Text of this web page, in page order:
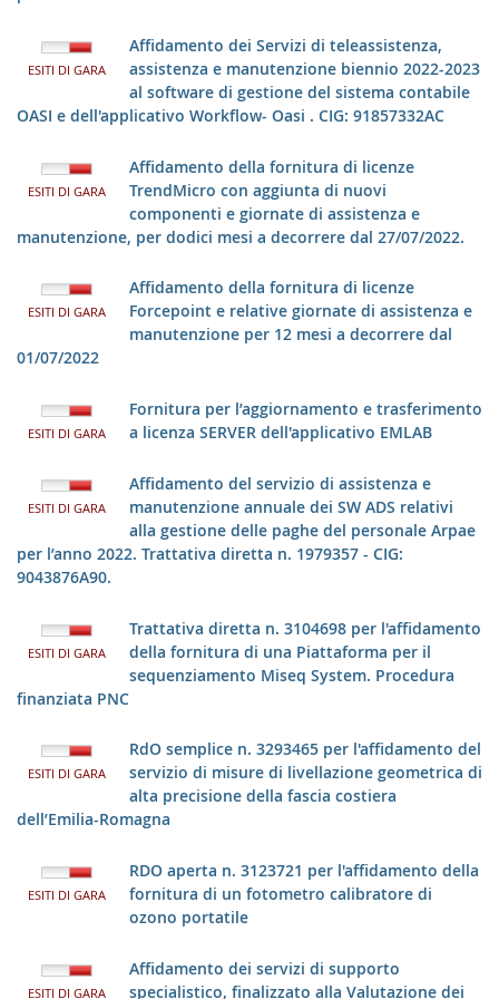
ESITI DI GARA
Affidamento dei Servizi di teleassistenza,
assistenza e manutenzione biennio 2022-2023
al software di gestione del sistema contabile
OASI e dell'applicativo Workflow- Oasi . CIG: 91857332AC
ESITI DI GARA
Affidamento della fornitura di licenze
TrendMicro con aggiunta di nuovi
componenti e giornate di assistenza e
manutenzione, per dodici mesi a decorrere dal 27/07/2022.
ESITI DI GARA
Affidamento della fornitura di licenze
Forcepoint e relative giornate di assistenza e
manutenzione per 12 mesi a decorrere dal
01/07/2022
ESITI DI GARA
Fornitura per l’aggiornamento e trasferimento
a licenza SERVER dell'applicativo EMLAB
ESITI DI GARA
Affidamento del servizio di assistenza e
manutenzione annuale dei SW ADS relativi
alla gestione delle paghe del personale Arpae
per l’anno 2022. Trattativa diretta n. 1979357 - CIG:
9043876A90.
ESITI DI GARA
Trattativa diretta n. 3104698 per l'affidamento
della fornitura di una Piattaforma per il
sequenziamento Miseq System. Procedura
finanziata PNC
ESITI DI GARA
RdO semplice n. 3293465 per l'affidamento del
servizio di misure di livellazione geometrica di
alta precisione della fascia costiera
dell’Emilia-Romagna
ESITI DI GARA
RDO aperta n. 3123721 per l'affidamento della
fornitura di un fotometro calibratore di
ozono portatile
ESITI DI GARA
Affidamento dei servizi di supporto
specialistico, finalizzato alla Valutazione dei